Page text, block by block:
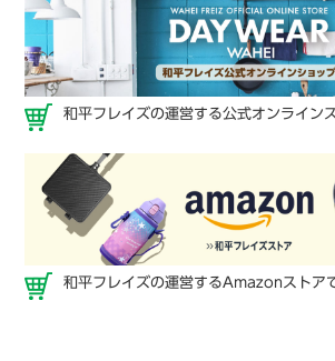
和平フレイズの運営する公式オンライン
和平フレイズの運営するAmazonストア